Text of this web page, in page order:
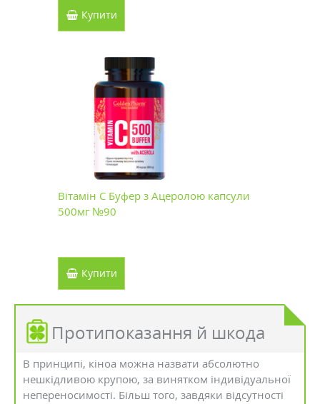
Купити
Вітамін С Буфер з Ацеролою капсули
500мг №90
Купити
Протипоказання й шкода
В принципі, кіноа можна назвати абсолютно
нешкідливою крупою, за винятком індивідуальної
непереносимості. Більш того, завдяки відсутності